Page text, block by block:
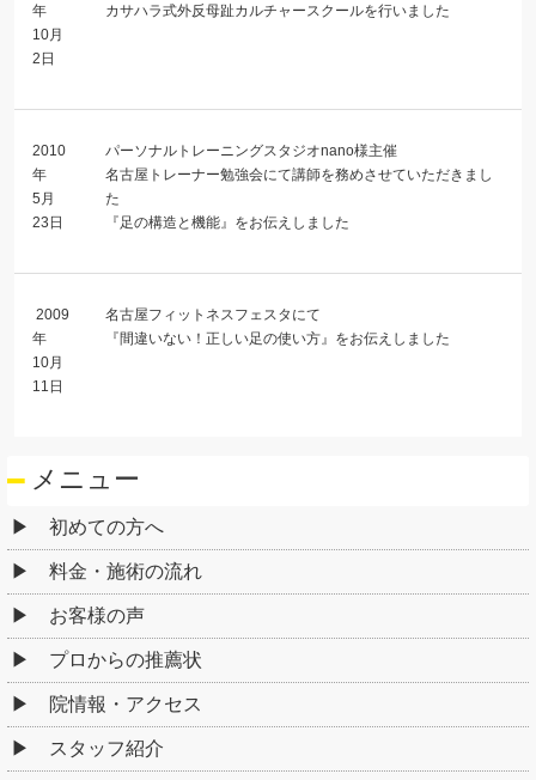
年
10月
2日
カサハラ式外反母趾カルチャースクールを行いました
2010
年
5月
23日
パーソナルトレーニングスタジオnano様主催
名古屋トレーナー勉強会にて講師を務めさせていただきまし
た
『足の構造と機能』をお伝えしました
2009
年
10月
11日
名古屋フィットネスフェスタにて
『間違いない！正しい足の使い方』をお伝えしました
メニュー
初めての方へ
料金・施術の流れ
お客様の声
プロからの推薦状
院情報・アクセス
スタッフ紹介